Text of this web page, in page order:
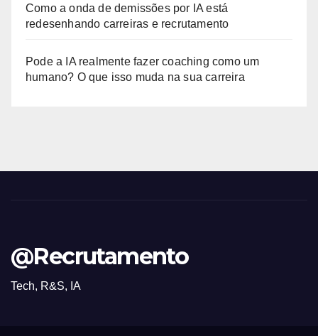
Como a onda de demissões por IA está
redesenhando carreiras e recrutamento
Pode a IA realmente fazer coaching como um
humano? O que isso muda na sua carreira
@Recrutamento
Tech, R&S, IA